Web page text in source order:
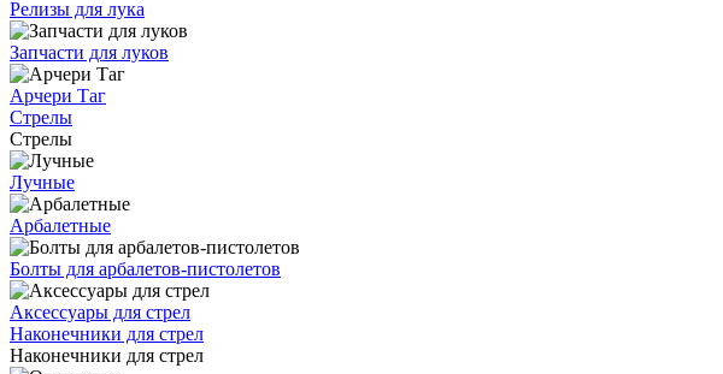
Релизы для лука
Запчасти для луков
Арчери Таг
Стрелы
Стрелы
Лучные
Арбалетные
Болты для арбалетов-пистолетов
Аксессуары для стрел
Наконечники для стрел
Наконечники для стрел